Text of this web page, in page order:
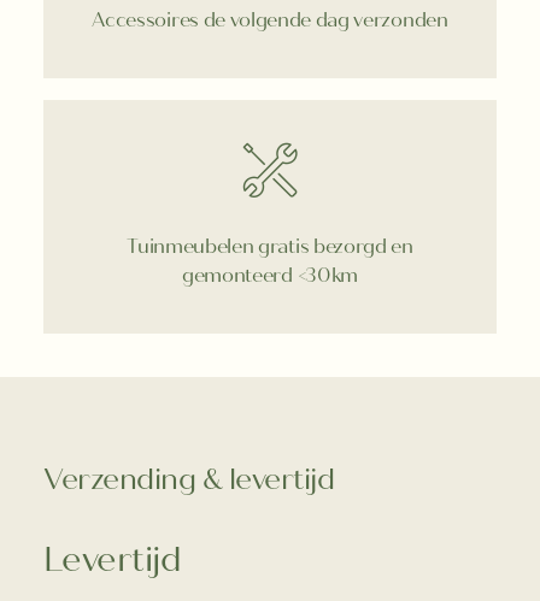
Accessoires de volgende dag verzonden
Tuinmeubelen gratis bezorgd en
gemonteerd <30km
Verzending & levertijd
Levertijd